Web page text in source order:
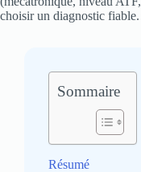
choisir un diagnostic fiable.
Sommaire
Résumé